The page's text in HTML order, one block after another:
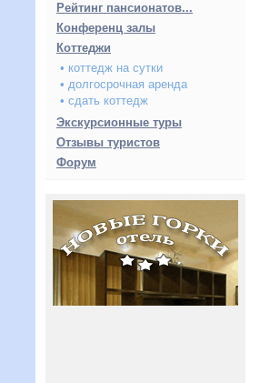
Рейтинг пансионатов...
Конференц залы
Коттеджи
• коттедж на сутки
• долгосрочная аренда
• сдать коттедж
Экскурсионные туры
Отзывы туристов
Форум